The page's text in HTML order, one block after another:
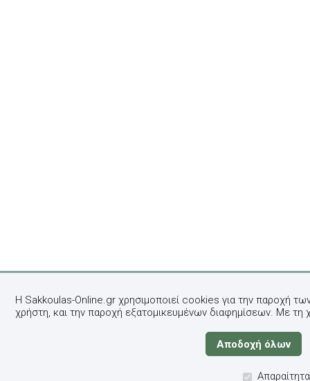
Η Sakkoulas-Online.gr χρησιμοποιεί cookies για την παροχή
χρήστη, και την παροχή εξατομικευμένων διαφημίσεων. Με